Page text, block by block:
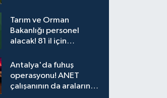
Tarım ve Orman
Bakanlığı personel
alacak! 81 il için
Antalya'da fuhuş
operasyonu! ANET
çalışanının da aralarında